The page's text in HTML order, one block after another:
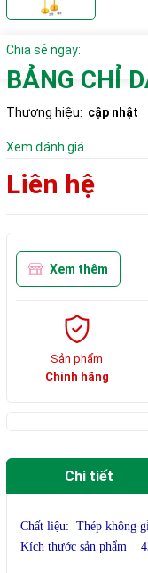
Chia sẻ ngay:
BẢNG CHỈ
Thương hiệu: cập nhật
Xem đánh giá
Liên hệ
Xem thêm
Sản phẩm
Chính hãng
Chi tiết
Chất liệu: Thép không
Kích thước sản phẩm